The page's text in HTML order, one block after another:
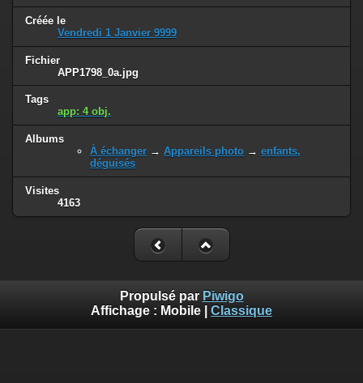
Créée le
Vendredi 1 Janvier 9999
Fichier
APP1798_0a.jpg
Tags
app: 4 obj.
Albums
À échanger → Appareils photo → enfants,
déguisés
Visites
4163
Propulsé par Piwigo
Affichage : Mobile Classique